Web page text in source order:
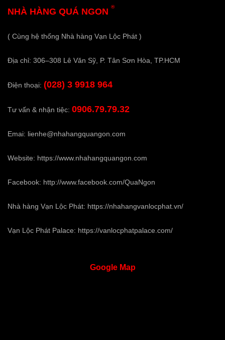
NHÀ HÀNG QUÁ NGON ®
( Cùng hệ thống Nhà hàng Vạn Lộc Phát )
Địa chỉ: 306–308 Lê Văn Sỹ, P. Tân Sơn Hòa, TP.HCM
Điện thoại: (028) 3 9918 964
Tư vấn & nhận tiệc: 0906.79.79.32
Emai: lienhe@nhahangquangon.com
Website: https://www.nhahangquangon.com
Facebook: http://www.facebook.com/QuaNgon
Nhà hàng Vạn Lộc Phát: https://nhahangvanlocphat.vn/
Vạn Lộc Phát Palace: https://vanlocphatpalace.com/
GoogleMap